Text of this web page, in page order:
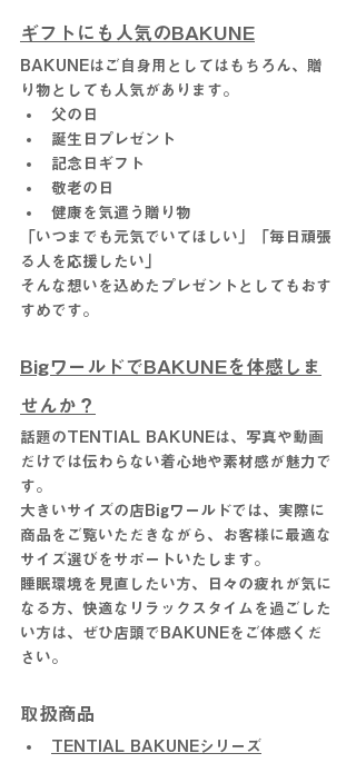
ギフトにも人気のBAKUNE
BAKUNEはご自身用としてはもちろん、贈
り物としても人気があります。
父の日
誕生日プレゼント
記念日ギフト
敬老の日
健康を気遣う贈り物
「いつまでも元気でいてほしい」「毎日頑張
る人を応援したい」
そんな想いを込めたプレゼントとしてもおす
すめです。
BigワールドでBAKUNEを体感しま
せんか？
話題のTENTIAL BAKUNEは、写真や動画
だけでは伝わらない着心地や素材感が魅力で
す。
大きいサイズの店Bigワールドでは、実際に
商品をご覧いただきながら、お客様に最適な
サイズ選びをサポートいたします。
睡眠環境を見直したい方、日々の疲れが気に
なる方、快適なリラックスタイムを過ごした
い方は、ぜひ店頭でBAKUNEをご体感くだ
さい。
取扱商品
TENTIAL BAKUNEシリーズ